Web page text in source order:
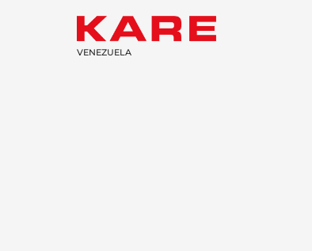
VENEZUELA